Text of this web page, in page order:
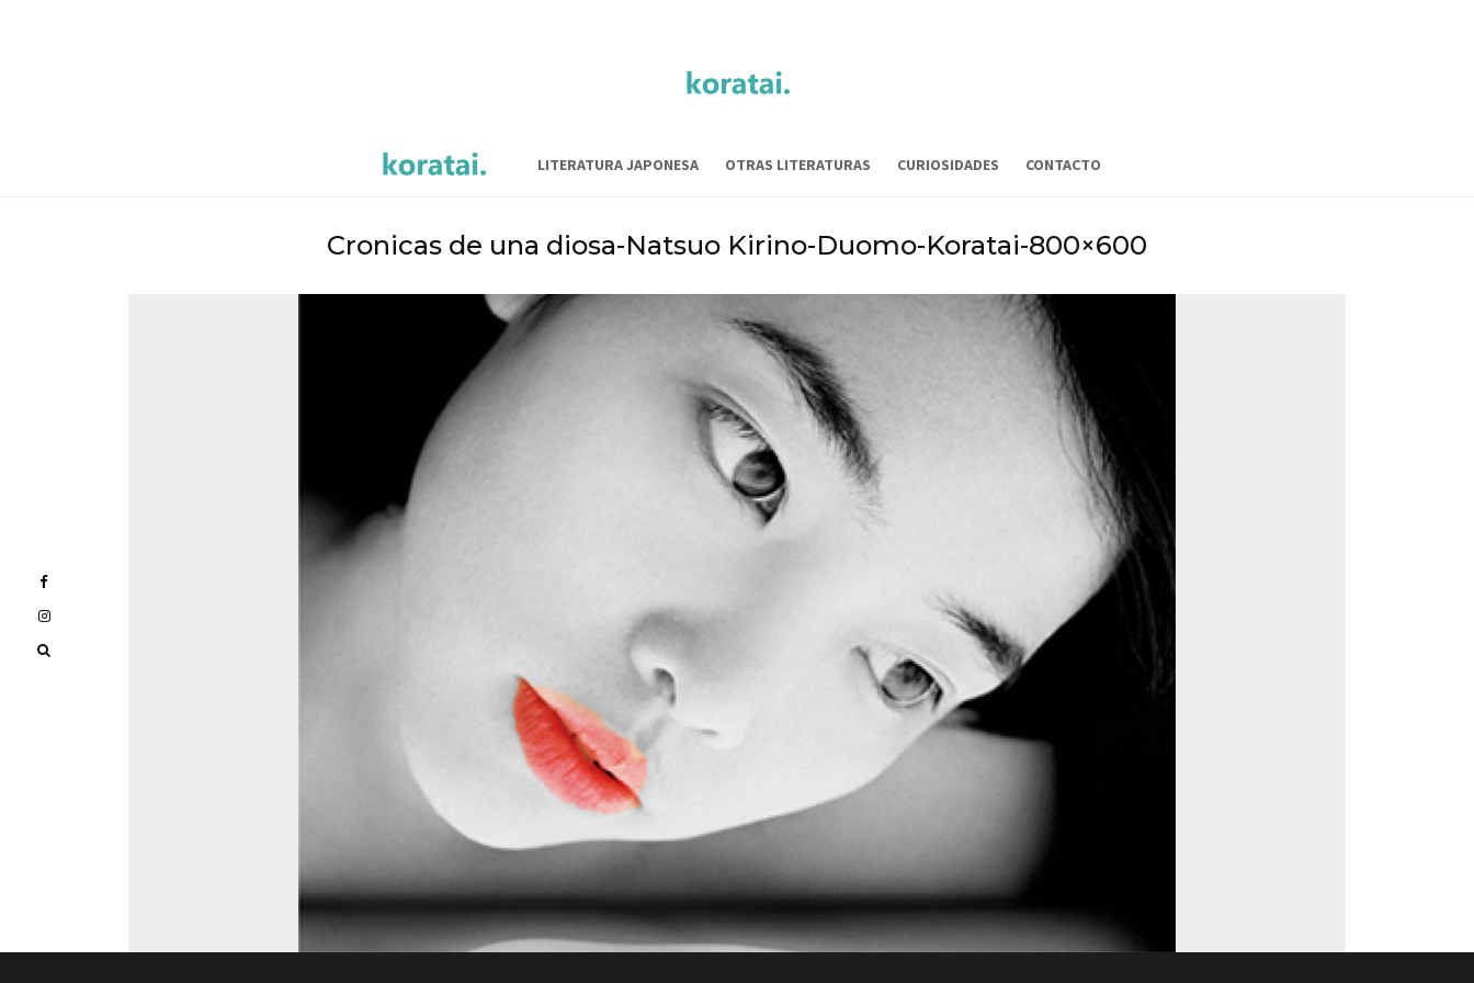
LITERATURA JAPONESA OTRAS LITERATURAS CURIOSIDADES CONTACTO
Cronicas de una diosa-Natsuo Kirino-Duomo-Koratai-800×600